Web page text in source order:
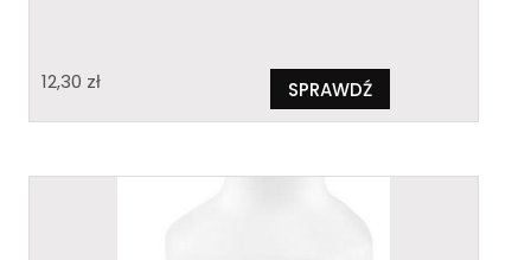
12,30 zł SPRAWDŹ